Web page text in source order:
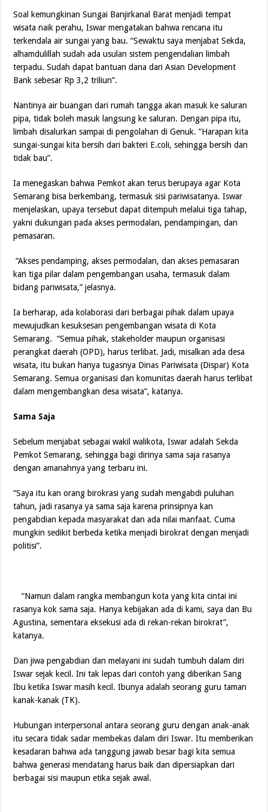
Soal kemungkinan Sungai Banjirkanal Barat menjadi tempat
wisata naik perahu, Iswar mengatakan bahwa rencana itu
terkendala air sungai yang bau. “Sewaktu saya menjabat Sekda,
alhamdulillah sudah ada usulan sistem pengendalian limbah
terpadu. Sudah dapat bantuan dana dari Asian Development
Bank sebesar Rp 3,2 triliun”.
Nantinya air buangan dari rumah tangga akan masuk ke saluran
pipa, tidak boleh masuk langsung ke saluran. Dengan pipa itu,
limbah disalurkan sampai di pengolahan di Genuk. “Harapan kita
sungai-sungai kita bersih dari bakteri E.coli, sehingga bersih dan
tidak bau”.
Ia menegaskan bahwa Pemkot akan terus berupaya agar Kota
Semarang bisa berkembang, termasuk sisi pariwisatanya. Iswar
menjelaskan, upaya tersebut dapat ditempuh melalui tiga tahap,
yakni dukungan pada akses permodalan, pendampingan, dan
pemasaran.
“Akses pendamping, akses permodalan, dan akses pemasaran
kan tiga pilar dalam pengembangan usaha, termasuk dalam
bidang pariwisata,” jelasnya.
Ia berharap, ada kolaborasi dari berbagai pihak dalam upaya
mewujudkan kesuksesan pengembangan wisata di Kota
Semarang. “Semua pihak, stakeholder maupun organisasi
perangkat daerah (OPD), harus terlibat. Jadi, misalkan ada desa
wisata, itu bukan hanya tugasnya Dinas Pariwisata (Dispar) Kota
Semarang. Semua organisasi dan komunitas daerah harus terlibat
dalam mengembangkan desa wisata”, katanya.
Sama Saja
Sebelum menjabat sebagai wakil walikota, Iswar adalah Sekda
Pemkot Semarang, sehingga bagi dirinya sama saja rasanya
dengan amanahnya yang terbaru ini.
“Saya itu kan orang birokrasi yang sudah mengabdi puluhan
tahun, jadi rasanya ya sama saja karena prinsipnya kan
pengabdian kepada masyarakat dan ada nilai manfaat. Cuma
mungkin sedikit berbeda ketika menjadi birokrat dengan menjadi
politisi”.
“Namun dalam rangka membangun kota yang kita cintai ini
rasanya kok sama saja. Hanya kebijakan ada di kami, saya dan Bu
Agustina, sementara eksekusi ada di rekan-rekan birokrat”,
katanya.
Dan jiwa pengabdian dan melayani ini sudah tumbuh dalam diri
Iswar sejak kecil. Ini tak lepas dari contoh yang diberikan Sang
Ibu ketika Iswar masih kecil. Ibunya adalah seorang guru taman
kanak-kanak (TK).
Hubungan interpersonal antara seorang guru dengan anak-anak
itu secara tidak sadar membekas dalam diri Iswar. Itu memberikan
kesadaran bahwa ada tanggung jawab besar bagi kita semua
bahwa generasi mendatang harus baik dan dipersiapkan dari
berbagai sisi maupun etika sejak awal.